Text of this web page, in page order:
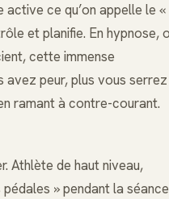
active ce qu’on appelle le «
et planifie. En hypnose,
cette immense
avez peur, plus vous serrez
ramant à contre-courant.
Athlète de haut niveau,
» pendant la